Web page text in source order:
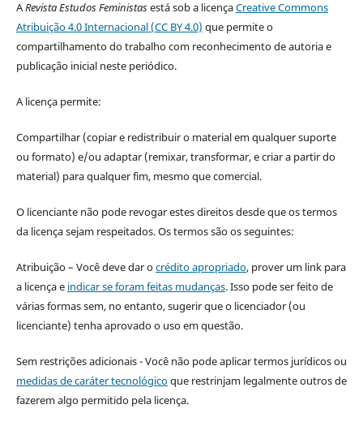
ARevista Estudos Feministasestá sob a licençaCreative Commons
Atribuição 4.0 Internacional (CC BY 4.0) que permite o
compartilhamento do trabalho com reconhecimento de autoria e
publicação inicial neste periódico.
A licença permite:
Compartilhar (copiar e redistribuir o material em qualquer suporte
ou formato) e/ou adaptar (remixar, transformar, e criar a partir do
material) para qualquer fim, mesmo que comercial.
O licenciante não pode revogar estes direitos desde que os termos
da licença sejam respeitados. Os termos são os seguintes:
Atribuição – Você deve dar ocrédito apropriado, prover um link para
a licença e indicar se foram feitas mudanças. Isso pode ser feito de
várias formas sem, no entanto, sugerir que o licenciador (ou
licenciante) tenha aprovado o uso em questão.
Sem restrições adicionais - Você não pode aplicar termos jurídicos ou
medidas de caráter tecnológicoque restrinjam legalmente outros de
fazerem algo permitido pela licença.